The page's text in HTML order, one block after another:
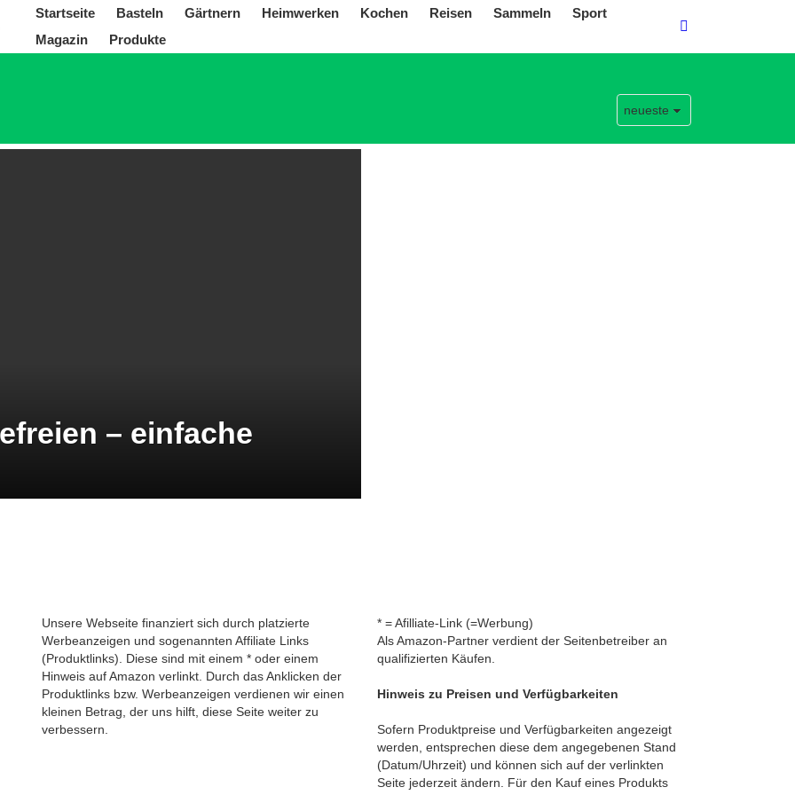
Startseite Basteln Gärtnern Heimwerken Kochen Reisen Sammeln
Sport
Magazin
Produkte
– einfache
Unsere Webseite finanziert sich durch platzierte
Werbeanzeigen und sogenannten Affiliate Links
(Produktlinks). Diese sind mit einem * oder einem
Hinweis auf Amazon verlinkt. Durch das Anklicken der
Produktlinks bzw. Werbeanzeigen verdienen wir einen
kleinen Betrag, der uns hilft, diese Seite weiter zu
verbessern.
* = Afilliate-Link (=Werbung)
Als Amazon-Partner verdient der Seitenbetreiber an
qualifizierten Käufen.
Hinweis zu Preisen und Verfügbarkeiten
Sofern Produktpreise und Verfügbarkeiten angezeigt
werden, entsprechen diese dem angegebenen Stand
(Datum/Uhrzeit) und können sich auf der verlinkten
Seite jederzeit ändern. Für den Kauf eines Produkts